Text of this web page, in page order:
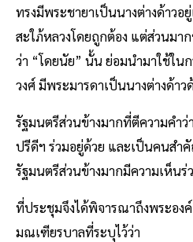
ทรงมีพระชายาเป็นนางต่างด้าวอ
สะใภ้หลวงโดยถูกต้อง แต่ส่วนม
ว่า “โดยนัย” นั้น ย่อมนำมาใช้ใ
วงศ์ มีพระมารดาเป็นนางต่างด้าว
รัฐมนตรีส่วนข้างมากที่ตีความคำ
ปรีดีฯ ร่วมอยู่ด้วย และเป็นคนสำ
รัฐมนตรีส่วนข้างมากมีความเห็น
ที่ประชุมจึงได้พิจารณาถึงพระอ
มณเฑียรบาลที่ระบุไว้ว่า